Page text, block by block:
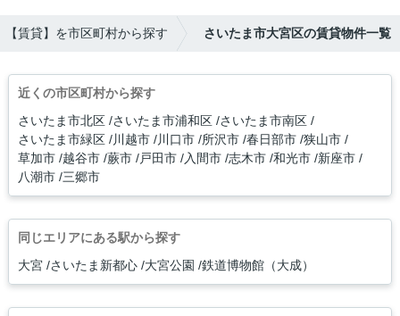
【賃貸】を市区町村から探す さいたま市大宮区の賃貸物件一覧
近くの市区町村から探す
さいたま市北区 さいたま市浦和区 さいたま市南区
さいたま市緑区 川越市 川口市 所沢市 春日部市 狭山市
草加市 越谷市 蕨市 戸田市 入間市 志木市 和光市 新座市
八潮市 三郷市
同じエリアにある駅から探す
大宮 さいたま新都心 大宮公園 鉄道博物館（大成）